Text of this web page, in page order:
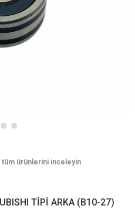
TİPİ ARKA (B10-27)